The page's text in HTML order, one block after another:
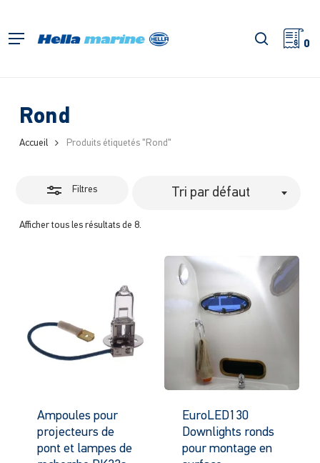
l'accueil
Menu 0
Rond
Accueil Produits étiquetés "Rond"
Filtres
Afficher tous les résultats de 8.
Tri par défaut
Fermer
les
Ampoules pour
projecteurs de
pont et lampes de
EuroLED130
Downlights ronds
pour montage en